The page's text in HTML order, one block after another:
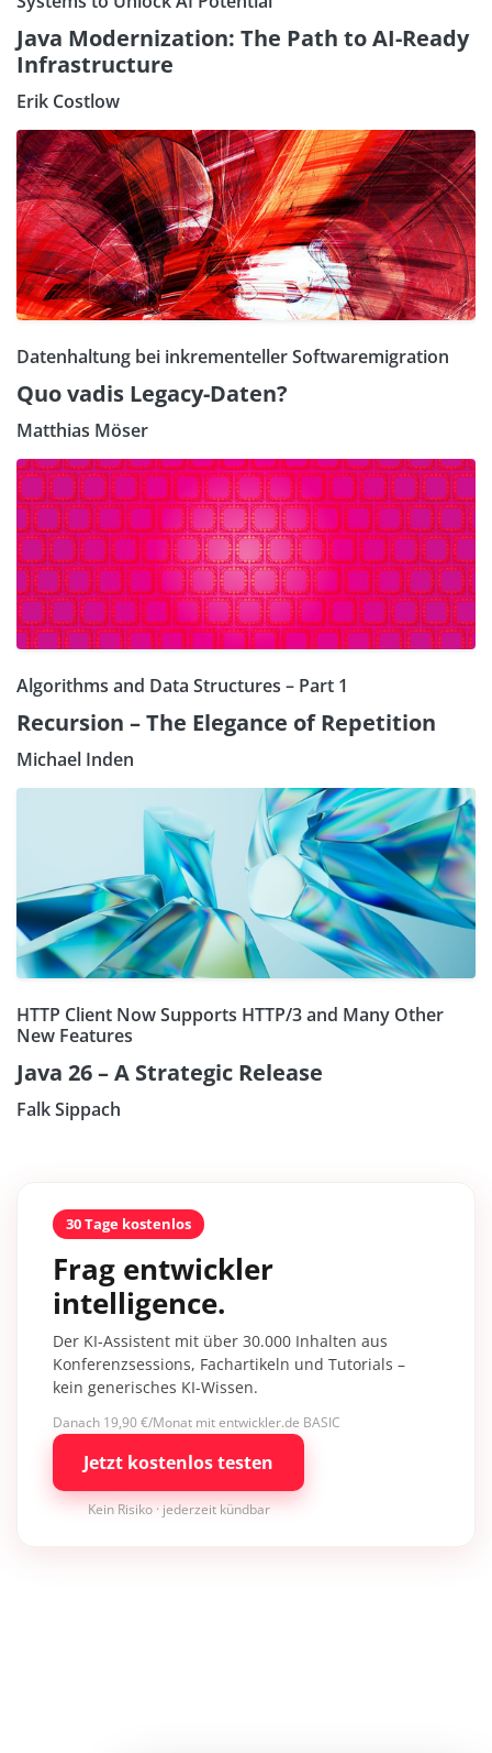
Java Modernization: The Path to AI-Ready
Infrastructure
Erik Costlow
Datenhaltung bei inkrementeller Softwaremigration
Quo vadis Legacy-Daten?
Matthias Möser
Algorithms and Data Structures – Part 1
Recursion – The Elegance of Repetition
Michael Inden
HTTP Client Now Supports HTTP/3 and Many Other
New Features
Java 26 – A Strategic Release
Falk Sippach
30 Tage kostenlos
Frag entwickler
intelligence.
Der KI-Assistent mit über 30.000 Inhalten aus
Konferenzsessions, Fachartikeln und Tutorials –
kein generisches KI-Wissen.
Danach 19,90 €/Monat mit entwickler.de BASIC
Jetzt kostenlos testen
Kein Risiko · jederzeit kündbar